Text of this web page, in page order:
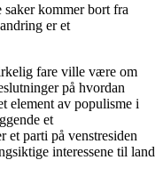
kommer bort fra
er et
fare ville være om
på hvordan
element av populisme i
et
et parti på venstresiden
interessene til land